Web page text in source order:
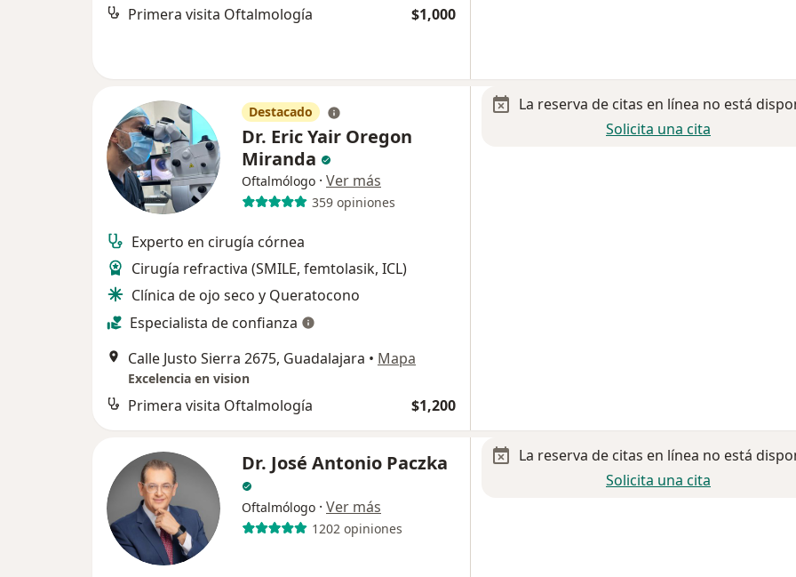
Primera visita Oftalmología $1,000
Destacado
Dr. Eric Yair Oregon
Miranda
Oftalmólogo · Ver más
359 opiniones
Experto en cirugía córnea
Cirugía refractiva (SMILE, femtolasik, ICL)
Clínica de ojo seco y Queratocono
Especialista de confianza
Calle Justo Sierra 2675, Guadalajara • Mapa
Excelencia en vision
Primera visita Oftalmología $1,200
La reserva de citas en línea no está
Solicita una cita
Dr. José Antonio Paczka
Oftalmólogo · Ver más
1202 opiniones
La reserva de citas en línea no está
Solicita una cita